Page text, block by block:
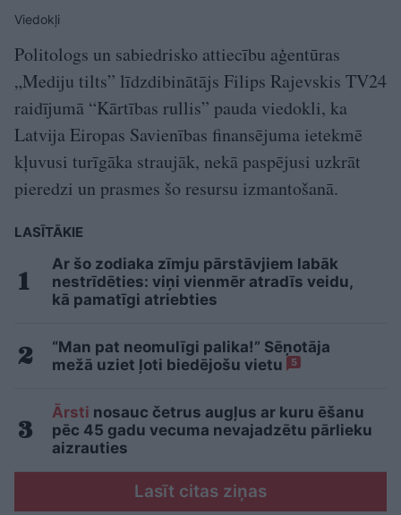
Viedokļi
Politologs un sabiedrisko attiecību aģentūras
„Mediju tilts” līdzdibinātājs Filips Rajevskis TV24
raidījumā “Kārtības rullis” pauda viedokli, ka
Latvija Eiropas Savienības finansējuma ietekmē
kļuvusi turīgāka straujāk, nekā paspējusi uzkrāt
pieredzi un prasmes šo resursu izmantošanā.
LASĪTĀKIE
Ar šo zodiaka zīmju pārstāvjiem labāk
nestrīdēties: viņi vienmēr atradīs veidu,
kā pamatīgi atriebties
“Man pat neomulīgi palika!” Sēņotāja
mežā uziet ļoti biedējošu vietu
5
Ārsti nosauc četrus augļus ar kuru ēšanu
pēc 45 gadu vecuma nevajadzētu pārlieku
aizrauties
Lasīt citas ziņas